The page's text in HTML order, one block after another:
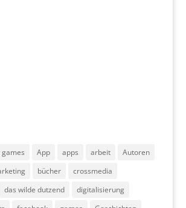
App apps arbeit
Autoren
bücher
crossmedia
das wilde dutzend
digitalisierung